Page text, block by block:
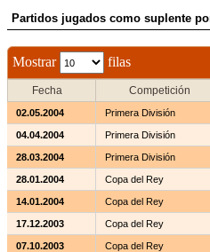
Partidos jugados como suplente
Mostrar filas
Fecha Competición
02.05.2004 Primera División
04.04.2004 Primera División
28.03.2004 Primera División
28.01.2004 Copa del Rey
14.01.2004 Copa del Rey
17.12.2003 Copa del Rey
07.10.2003 Copa del Rey